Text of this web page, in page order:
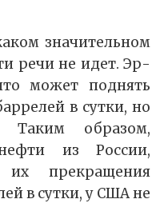
значительном
речи не идет. Эр-
может поднять
в сутки, но
образом,
из России,
прекращения
в сутки, у США не